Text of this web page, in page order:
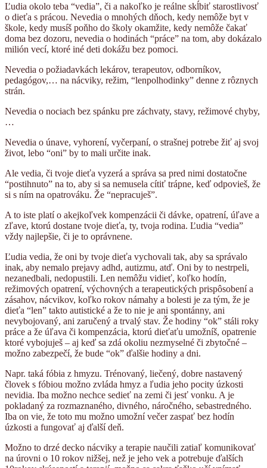
Ľudia okolo teba “vedia”, či a nakoľko je reálne skĺbiť starostlivosť
o dieťa s prácou. Nevedia o mnohých dňoch, kedy nemôže byt v
škole, kedy musíš poňho do školy okamžite, kedy nemôže čakať
doma bez dozoru, nevedia o hodinách “práce” na tom, aby dokázalo
milión vecí, ktoré iné deti dokážu bez pomoci.
Nevedia o požiadavkách lekárov, terapeutov, odborníkov,
pedagógov,… na nácviky, režim, “lenpolhodinky” denne z rôznych
strán.
Nevedia o nociach bez spánku pre záchvaty, stavy, režimové chyby,
…
Nevedia o únave, vyhorení, vyčerpaní, o strašnej potrebe žiť aj svoj
život, lebo “oni” by to mali určite inak.
Ale vedia, či tvoje dieťa vyzerá a správa sa pred nimi dostatočne
“postihnuto” na to, aby si sa nemusela cítiť trápne, keď odpovieš, že
si s ním na opatrováku. Že “nepracuješ”.
A to iste platí o akejkoľvek kompenzácii či dávke, opatrení, úľave a
zľave, ktorú dostane tvoje dieťa, ty, tvoja rodina. Ľudia “vedia”
vždy najlepšie, či je to oprávnene.
Ľudia vedia, že oni by tvoje dieťa vychovali tak, aby sa správalo
inak, aby nemalo prejavy adhd, autizmu, atď. Oni by to nestrpeli,
nezanedbali, nedopustili. Len nemôžu vidieť, koľko hodín,
režimových opatrení, výchovných a terapeutických prispôsobení a
zásahov, nácvikov, koľko rokov námahy a bolesti je za tým, že je
dieťa “len” takto autistické a že to nie je ani spontánny, ani
nevybojovaný, ani zaručený a trvalý stav. Že hodiny “ok” stáli roky
práce a že úľava či kompenzácia, ktorú dieťaťu umožníš, opatrenie
ktoré vybojuješ – aj keď sa zdá okoliu nezmyselné či zbytočné –
možno zabezpečí, že bude “ok” ďalšie hodiny a dni.
Napr. taká fóbia z hmyzu. Trénovaný, liečený, dobre nastavený
človek s fóbiou možno zvláda hmyz a ľudia jeho pocity úzkosti
nevidia. Iba možno nechce sedieť na zemi či jesť vonku. A je
pokladaný za rozmaznaného, divného, náročného, sebastredného.
Iba on vie, že toto mu možno umožní večer zaspať bez hodín
úzkosti a fungovať aj ďalší deň.
Možno to drzé decko nácviky a terapie naučili zatiaľ komunikovať
na úrovni o 10 rokov nižšej, než je jeho vek a potrebuje ďalších